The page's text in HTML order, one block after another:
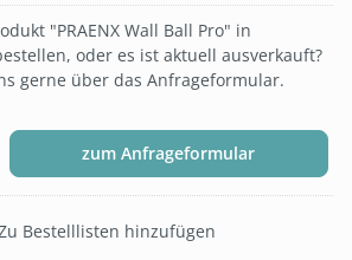
"PRAENX Wall Ball Pro" in
oder es ist aktuell ausverkauft?
gerne über das Anfrageformular.
zum Anfrageformular
Bestelllisten hinzufügen